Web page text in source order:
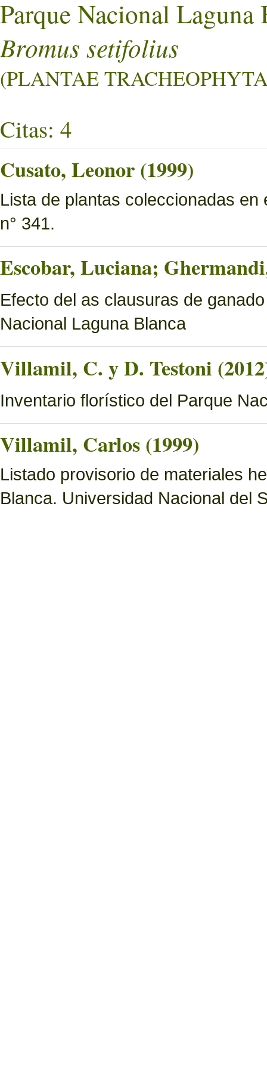
Parque Nacional Laguna
Bromus setifolius
(PLANTAE
Citas: 4
Cusato, Leonor (1999)
Lista de plantas coleccionadas
n° 341.
Escobar, Luciana;
Efecto del as clausuras de
Nacional Laguna Blanca
Villamil, C. y D. Testoni
Inventario florístico del Parque
Villamil, Carlos (1999)
Listado provisorio de materiales
Blanca. Universidad Nacional del